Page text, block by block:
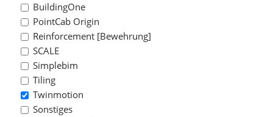
BuildingOne
PointCab Origin
Reinforcement [Bewehrung]
SCALE
Simplebim
Tiling
Twinmotion
Sonstiges